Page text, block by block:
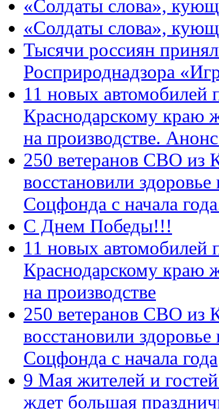
«Солдаты слова»,
«Солдаты слова»,
Тысячи россиян
Росприроднадзора
11 новых автомобилей
Краснодарскому краю
на производстве.
250 ветеранов СВО из
восстановили
Соцфонда с начала
С Днем Победы!!!
11 новых автомобилей
Краснодарскому краю
на производстве
250 ветеранов СВО из
восстановили
Соцфонда с начала года
9 Мая жителей и
ждет большая